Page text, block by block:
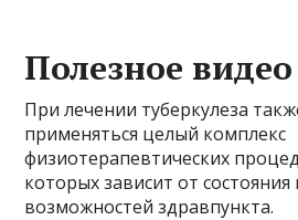
Полезное видео
При лечении туберкулеза
применяться целый комплекс
физиотерапевтических
которых зависит от
возможностей здравпункта.